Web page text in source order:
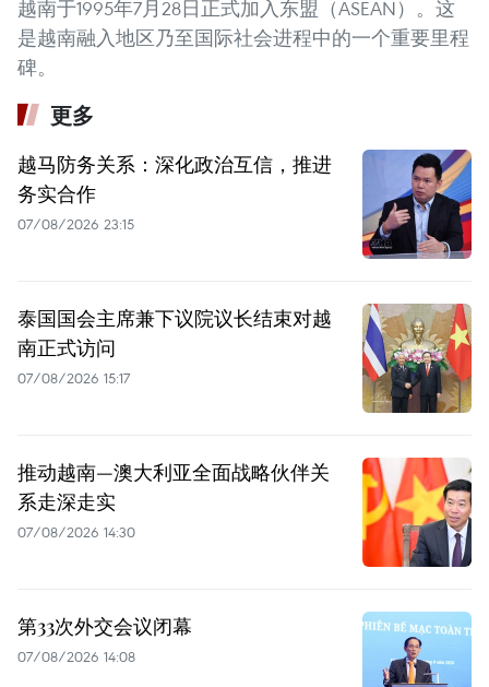
越南于1995年7月28日正式加入东盟（ASEAN）。这
是越南融入地区乃至国际社会进程中的一个重要里程
碑。
更多
越马防务关系：深化政治互信，推进
务实合作
07/08/2026 23:15
泰国国会主席兼下议院议长结束对越
南正式访问
07/08/2026 15:17
推动越南—澳大利亚全面战略伙伴关
系走深走实
07/08/2026 14:30
第33次外交会议闭幕
07/08/2026 14:08